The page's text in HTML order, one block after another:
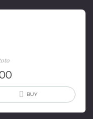
BUY